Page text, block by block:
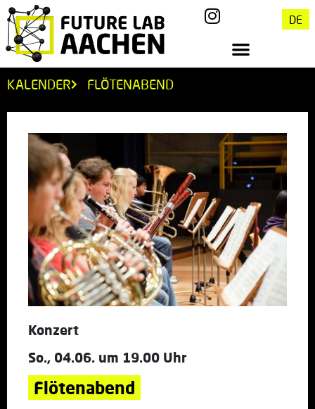
DE
KALENDER FLÖTENABEND
Konzert
So., 04.06. um 19.00 Uhr
Flötenabend